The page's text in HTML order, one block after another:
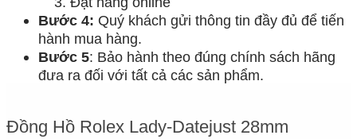
Bước 4: Quý khách gửi thông tin đầy đủ để tiến
hành mua hàng.
Bước 5: Bảo hành theo đúng chính sách hãng
đưa ra đối với tất cả các sản phẩm.
Đồng Hồ Rolex Lady-Datejust 28mm